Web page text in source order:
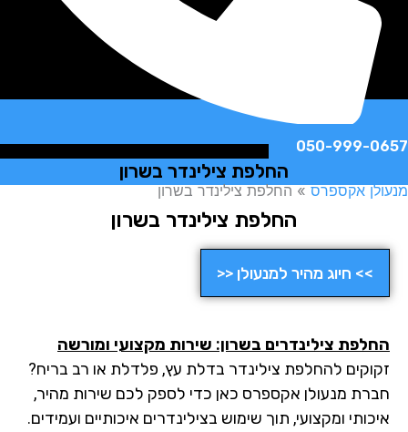
050-999-
החלפת צילינדר בשרון
אקספרס»החלפת צילינדר בשרון
החלפת צילינדר בשרון
>> חיוג מהיר למנעולן <<
צילינדרים בשרון: שירות מקצועי ומורשה
להחלפת צילינדר בדלת עץ, פלדלת או רב בריח?
מנעולן אקספרס כאן כדי לספק לכם שירות מהיר,
ומקצועי, תוך שימוש בצילינדרים איכותיים ועמידים.